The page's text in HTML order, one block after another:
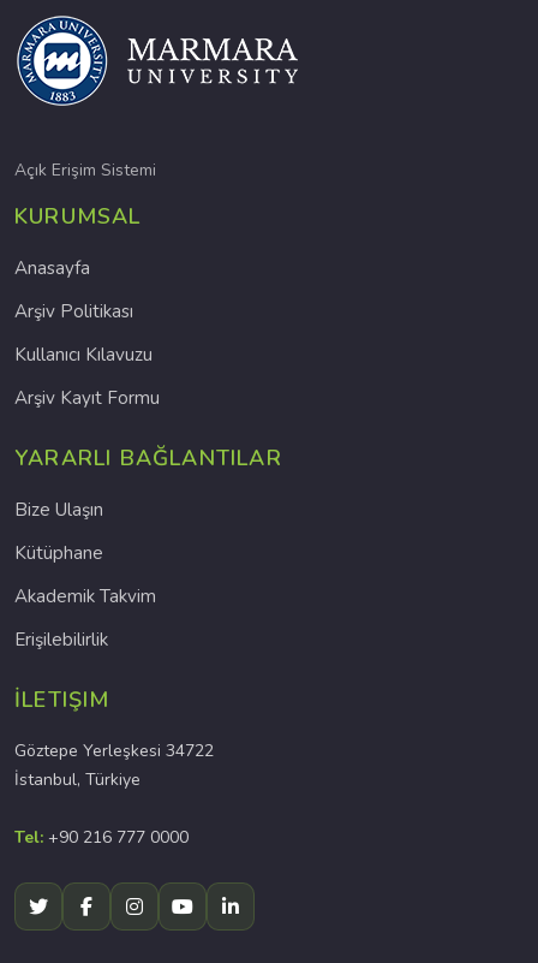
Açık Erişim Sistemi
KURUMSAL
Anasayfa
Arşiv Politikası
Kullanıcı Kılavuzu
Arşiv Kayıt Formu
YARARLI BAĞLANTILAR
Bize Ulaşın
Kütüphane
Akademik Takvim
Erişilebilirlik
İLETIŞIM
Göztepe Yerleşkesi 34722
İstanbul, Türkiye
Tel: +90 216 777 0000